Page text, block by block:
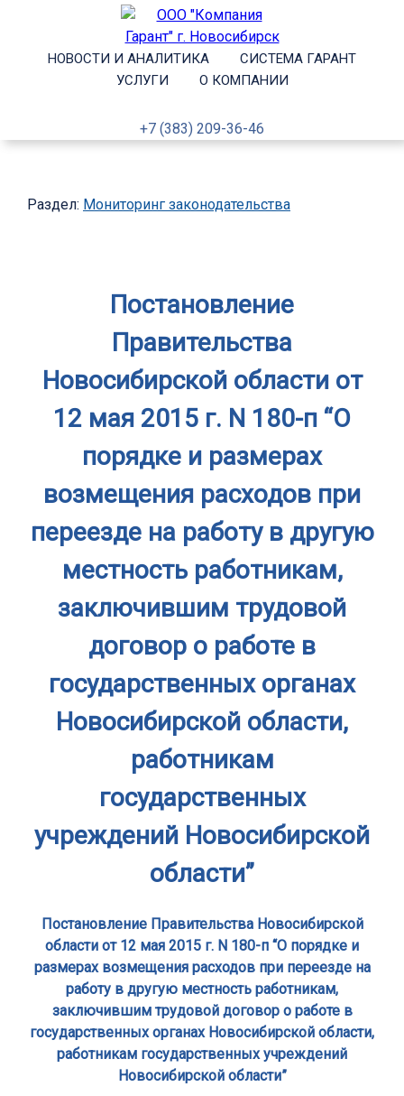
НОВОСТИ И АНАЛИТИКА
СИСТЕМА ГАРАНТ
УСЛУГИ
О КОМПАНИИ
+7 (383) 209-36-46
Раздел: Мониторинг законодательства
Постановление
Правительства
Новосибирской области от
12 мая 2015 г. N 180-п “О
порядке и размерах
возмещения расходов при
переезде на работу в другую
местность работникам,
заключившим трудовой
договор о работе в
государственных органах
Новосибирской области,
работникам
государственных
учреждений Новосибирской
области”
Постановление Правительства Новосибирской
области от 12 мая 2015 г. N 180-п “О порядке и
размерах возмещения расходов при переезде на
работу в другую местность работникам,
заключившим трудовой договор о работе в
государственных органах Новосибирской области,
работникам государственных учреждений
Новосибирской области”